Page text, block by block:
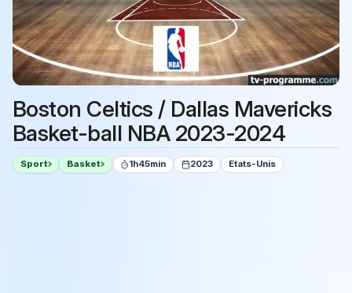
Boston Celtics / Dallas Mavericks
Basket-ball NBA 2023-2024
Sport Basket 1h45min 2023 Etats-Unis